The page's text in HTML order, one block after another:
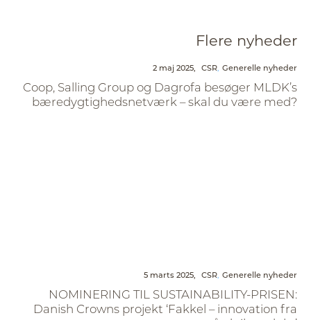
Flere nyheder
2 maj 2025, CSR Generelle nyheder
Coop, Salling Group og Dagrofa besøger MLDK’s
bæredygtighedsnetværk – skal du være med?
5 marts 2025, CSR Generelle nyheder
NOMINERING TIL SUSTAINABILITY-PRISEN:
Danish Crowns projekt ‘Fakkel – innovation fra